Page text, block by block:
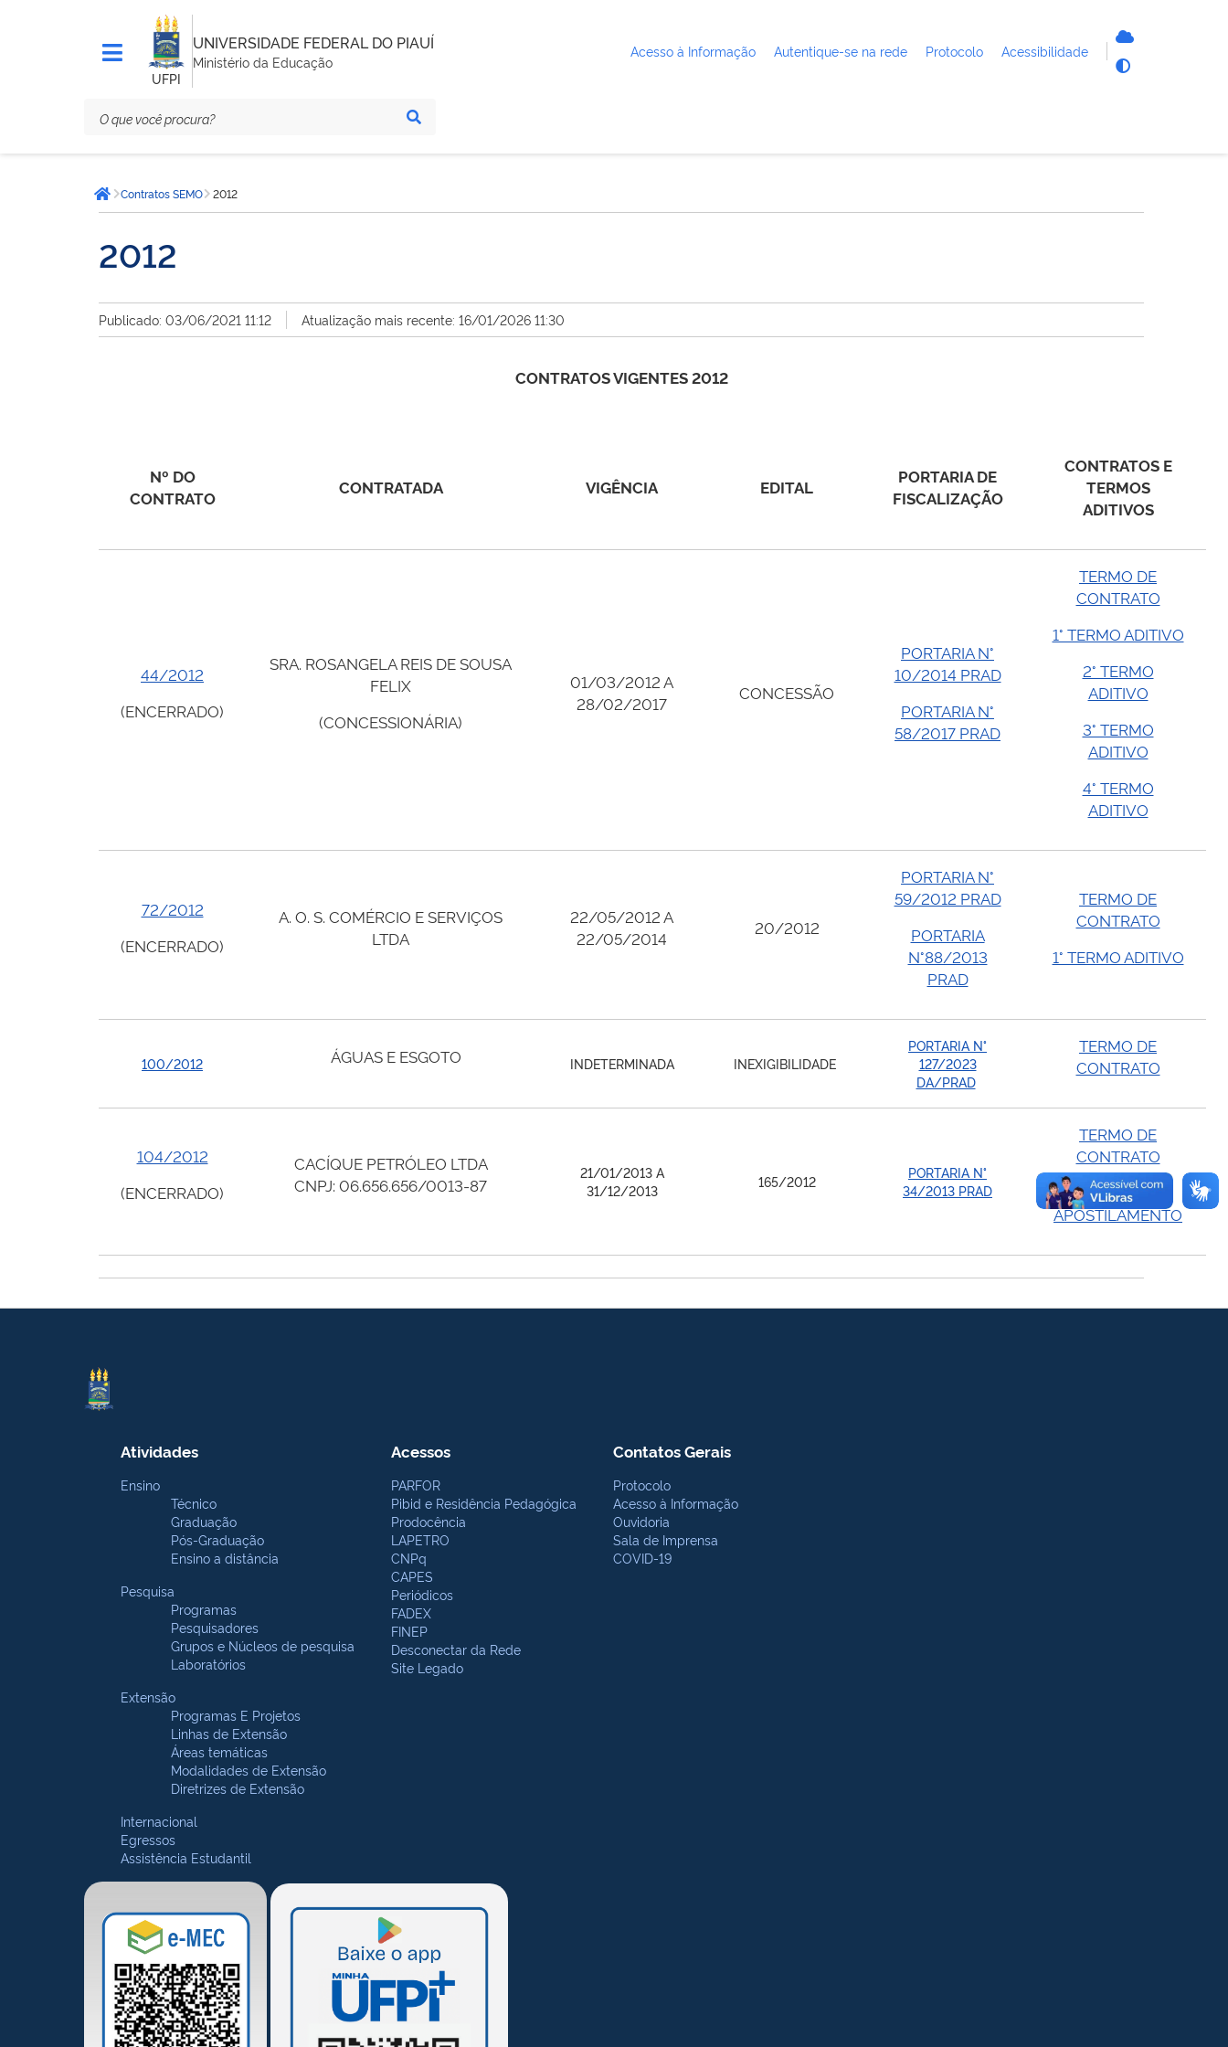
UFPI
UNIVERSIDADE FEDERAL DO PIAUÍ
Ministério da Educação
Acesso à Informação Autentique-se na rede Protocolo Acessibilidade
está
aqui:Página inicial
Contratos SEMO 2012
2012
Publicado: 03/06/2021 11:12 Atualização mais recente: 16/01/2026 11:30
CONTRATOS VIGENTES 2012
Nº DO
CONTRATO
CONTRATADA VIGÊNCIA EDITAL
PORTARIA DE
FISCALIZAÇÃO
CONTRATOS E
TERMOS
ADITIVOS
44/2012
(ENCERRADO)
SRA. ROSANGELA REIS DE SOUSA
FELIX
(CONCESSIONÁRIA)
01/03/2012 A
28/02/2017
CONCESSÃO
PORTARIA N°
10/2014 PRAD
PORTARIA N°
58/2017 PRAD
TERMO DE
CONTRATO
1° TERMO ADITIVO
2° TERMO
ADITIVO
3° TERMO
ADITIVO
4° TERMO
ADITIVO
72/2012
(ENCERRADO)
A. O. S. COMÉRCIO E SERVIÇOS
LTDA
22/05/2012 A
22/05/2014
20/2012
PORTARIA N°
59/2012 PRAD
PORTARIA
N°88/2013
PRAD
TERMO DE
CONTRATO
1° TERMO ADITIVO
100/2012 ÁGUAS E ESGOTO INDETERMINADA INEXIGIBILIDADE
PORTARIA N°
127/2023
DA/PRAD
TERMO DE
CONTRATO
104/2012
(ENCERRADO)
CACÍQUE PETRÓLEO LTDA
CNPJ: 06.656.656/0013-87
21/01/2013 A
31/12/2013
165/2012
PORTARIA N°
34/2013 PRAD
TERMO DE
CONTRATO
1° TERMO DE
APOSTILAMENTO
Atividades
Ensino
Técnico
Graduação
Pós-Graduação
Ensino a distância
Pesquisa
Programas
Pesquisadores
Grupos e Núcleos de pesquisa
Laboratórios
Extensão
Programas E Projetos
Linhas de Extensão
Áreas temáticas
Modalidades de Extensão
Diretrizes de Extensão
Internacional
Egressos
Assistência Estudantil
Acessos
PARFOR
Pibid e Residência Pedagógica
Prodocência
LAPETRO
CNPq
CAPES
Periódicos
FADEX
FINEP
Desconectar da Rede
Site Legado
Contatos Gerais
Protocolo
Acesso à Informação
Ouvidoria
Sala de Imprensa
COVID-19